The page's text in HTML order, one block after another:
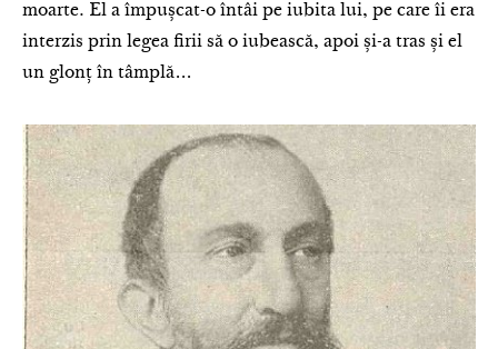
moarte. El a împușcat-o întâi pe iubita lui, pe care îi era
interzis prin legea firii să o iubească, apoi și-a tras și el
un glonț în tâmplă…